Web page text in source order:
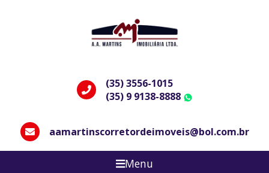
(35) 3556-1015
(35) 9 9138-8888
aamartinscorretordeimoveis@bol.com.br
Menu